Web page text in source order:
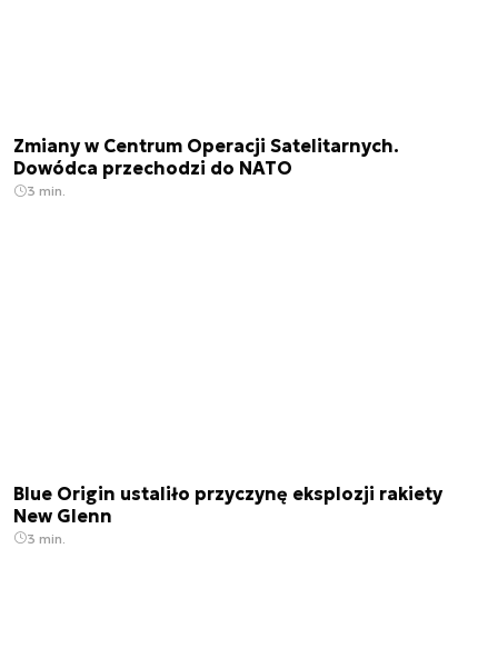
Zmiany w Centrum Operacji Satelitarnych.
Dowódca przechodzi do NATO
3 min.
Blue Origin ustaliło przyczynę eksplozji rakiety
New Glenn
3 min.